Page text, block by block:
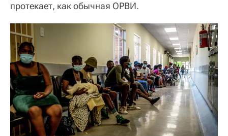
протекает, как обычная ОРВИ.